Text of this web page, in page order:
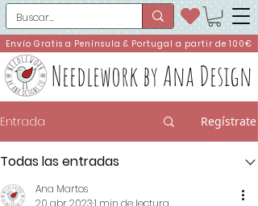
Needlework by Ana Design
Envío Gratis a Península & Portugal a partir de 100€
Entrada Regístrate
Todas las entradas
Ana Martos